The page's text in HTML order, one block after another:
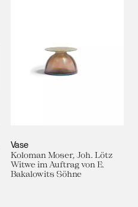
Sammlung hinzufügen
Vase
Koloman Moser, Joh. Lötz
Witwe im Auftrag von E.
Bakalowits Söhne